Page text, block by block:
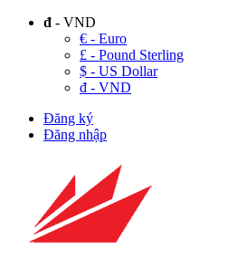
đ - VND
€ - Euro
£ - Pound Sterling
$ - US Dollar
đ - VND
Đăng ký
Đăng nhập